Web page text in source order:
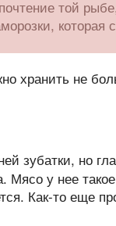
той
которая
хранить не
зубатки, но
Мясо у нее
Как-то еще